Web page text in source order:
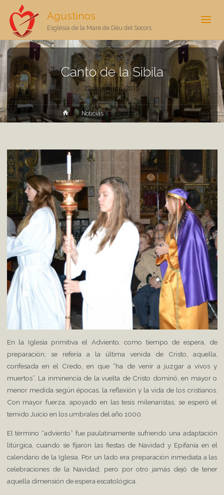
Agustinos
Església de la Mare de Déu del Socors
Canto de la Sibila
22 diciembre, 2015
InicioNoticias Canto de la Sibila
En la Iglesia primitiva el Adviento, como tiempo de espera, de
preparación, se refería a la última venida de Cristo, aquella,
confesada en el Credo, en que “ha de venir a juzgar a vivos y
muertos”. La inminencia de la vuelta de Cristo dominó, en mayor o
menor medida según épocas, la reflexión y la vida de los cristianos.
Con mayor fuerza, apoyado en las tesis milenaristas, se esperó el
temido Juicio en los umbrales del año 1000.
El término “adviento” fue paulatinamente sufriendo una adaptación
litúrgica, cuando se fijaron las fiestas de Navidad y Epifanía en el
calendario de la Iglesia. Por un lado era preparación inmediata a las
celebraciones de la Navidad; pero por otro jamás dejó de tener
aquella dimensión de espera escatológica.